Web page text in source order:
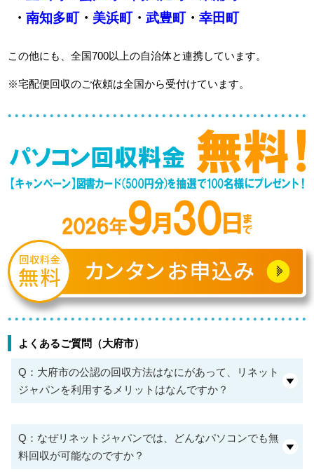
・ 南知多町・ 美浜町・ 武豊町・ 幸田町
この他にも、全国700以上の自治体と連携しています。
※宅配便回収のご依頼は全国から受付けています。
よくあるご質問（大府市）
Q：大府市の公認の回収方法はなにがあって、リネット
ジャパンを利用するメリットはなんですか？
Q：なぜリネットジャパンでは、どんなパソコンでも無
料回収が可能なのですか？